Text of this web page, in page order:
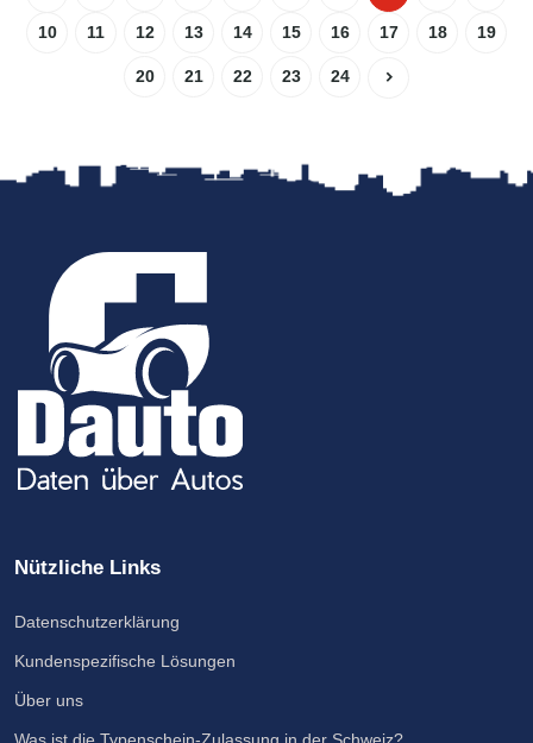
10 11 12 13 14 15 16 17 18 19
20 21 22 23 24
Nützliche Links
Datenschutzerklärung
Kundenspezifische Lösungen
Über uns